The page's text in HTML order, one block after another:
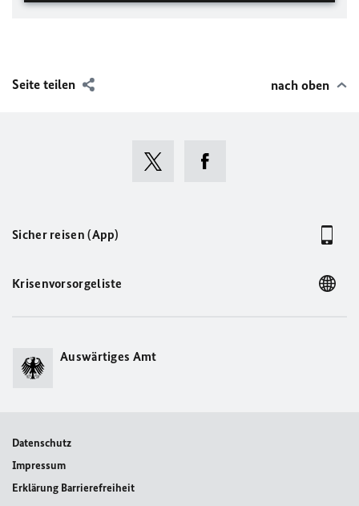
Seite teilen nach oben
Sicher reisen (App)
Krisenvorsorgeliste
Auswärtiges Amt
Datenschutz
Impressum
Erklärung Barrierefreiheit